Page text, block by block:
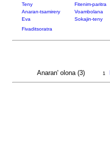
Teny Fitenim-paritra
Anaran-tsamirery
Voambolana
Eva
Sokajin-teny
Fivaditsoratra
Anaran' olona (3) 1